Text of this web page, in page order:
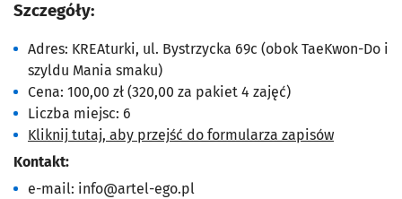
Szczegóły:
Adres: KREAturki, ul. Bystrzycka 69c (obok TaeKwon-Do i
szyldu Mania smaku)
Cena: 100,00 zł (320,00 za pakiet 4 zajęć)
Liczba miejsc: 6
Kliknij tutaj, aby przejść do formularza zapisów
Kontakt:
e-mail: info@artel-ego.pl